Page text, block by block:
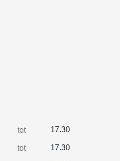
tot 17.30
tot 17.30